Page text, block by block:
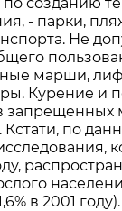
- парки,
Не
марши,
Курение и
запрещенных
по
в 2001 году).